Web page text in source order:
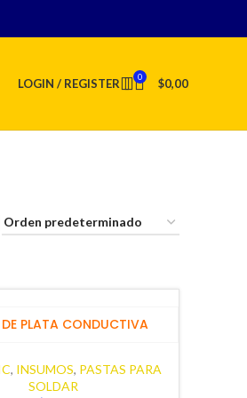
LOGIN / REGISTER 0 $0,00
PLATA CONDUCTIVA
, INSUMOS, PASTAS PARA
SOLDAR